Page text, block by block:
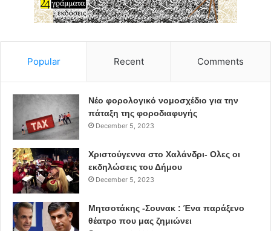
Popular Recent Comments
Νέο φορολογικό νομοσχέδιο για την
πάταξη της φοροδιαφυγής
December 5, 2023
Χριστούγεννα στο Χαλάνδρι- Ολες οι
εκδηλώσεις του Δήμου
December 5, 2023
Μητσοτάκης -Σουνακ : Ένα παράξενο
θέατρο που μας ζημιώνει